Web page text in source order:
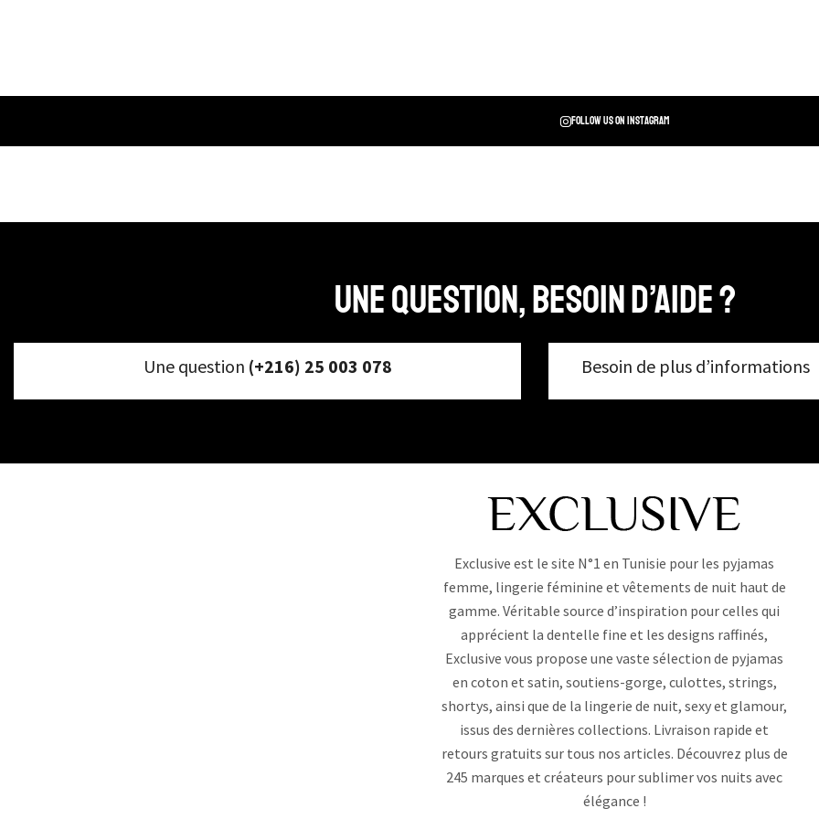
Follow us on instagram
Une question, Besoin d’aide ?
Une question (+216) 25 003 078 Besoin de plus d’informations
Exclusive est le site N°1 en Tunisie pour les pyjamas
femme, lingerie féminine et vêtements de nuit haut de
gamme. Véritable source d’inspiration pour celles qui
apprécient la dentelle fine et les designs raffinés,
Exclusive vous propose une vaste sélection de pyjamas
en coton et satin, soutiens-gorge, culottes, strings,
shortys, ainsi que de la lingerie de nuit, sexy et glamour,
issus des dernières collections. Livraison rapide et
retours gratuits sur tous nos articles. Découvrez plus de
245 marques et créateurs pour sublimer vos nuits avec
élégance !